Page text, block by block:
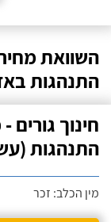
השוואת
התנהגות
חינוך גורים
התנהגות
מין הכלב: זכר